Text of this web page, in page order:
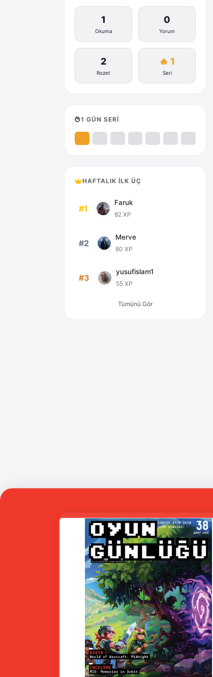
1
Okuma
0
Yorum
2
Rozet
🔥 1
Seri
1 GÜN SERİ
HAFTALIK İLK ÜÇ
#1
Faruk
82 XP
#2
Merve
80 XP
#3
yusufislam1
55 XP
Tümünü Gör